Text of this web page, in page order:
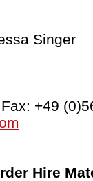
Singer
+49
Hire